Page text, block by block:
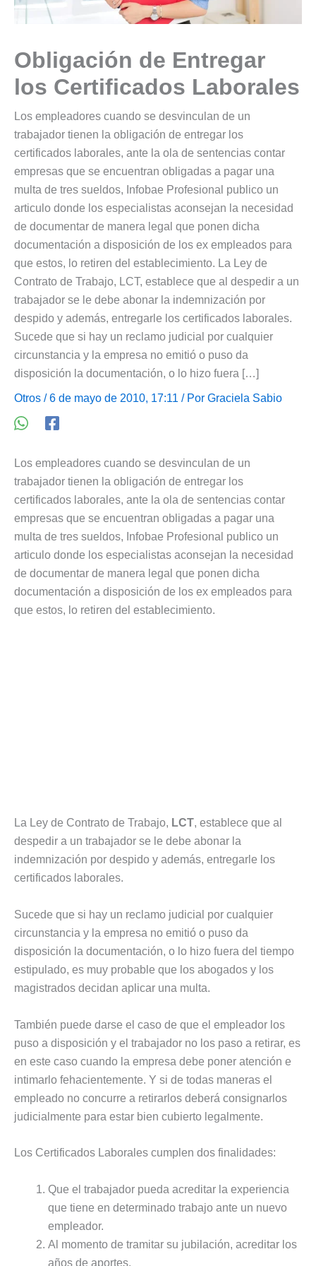
Obligación de Entregar
los Certificados Laborales
Los empleadores cuando se desvinculan de un
trabajador tienen la obligación de entregar los
certificados laborales, ante la ola de sentencias contar
empresas que se encuentran obligadas a pagar una
multa de tres sueldos, Infobae Profesional publico un
articulo donde los especialistas aconsejan la necesidad
de documentar de manera legal que ponen dicha
documentación a disposición de los ex empleados para
que estos, lo retiren del establecimiento. La Ley de
Contrato de Trabajo, LCT, establece que al despedir a un
trabajador se le debe abonar la indemnización por
despido y además, entregarle los certificados laborales.
Sucede que si hay un reclamo judicial por cualquier
circunstancia y la empresa no emitió o puso da
disposición la documentación, o lo hizo fuera […]
Otros / 6 de mayo de 2010, 17:11 / Por Graciela Sabio
Los empleadores cuando se desvinculan de un
trabajador tienen la obligación de entregar los
certificados laborales, ante la ola de sentencias contar
empresas que se encuentran obligadas a pagar una
multa de tres sueldos, Infobae Profesional publico un
articulo donde los especialistas aconsejan la necesidad
de documentar de manera legal que ponen dicha
documentación a disposición de los ex empleados para
que estos, lo retiren del establecimiento.
La Ley de Contrato de Trabajo, LCT, establece que al
despedir a un trabajador se le debe abonar la
indemnización por despido y además, entregarle los
certificados laborales.
Sucede que si hay un reclamo judicial por cualquier
circunstancia y la empresa no emitió o puso da
disposición la documentación, o lo hizo fuera del tiempo
estipulado, es muy probable que los abogados y los
magistrados decidan aplicar una multa.
También puede darse el caso de que el empleador los
puso a disposición y el trabajador no los paso a retirar, es
en este caso cuando la empresa debe poner atención e
intimarlo fehacientemente. Y si de todas maneras el
empleado no concurre a retirarlos deberá consignarlos
judicialmente para estar bien cubierto legalmente.
Los Certificados Laborales cumplen dos finalidades:
Que el trabajador pueda acreditar la experiencia
que tiene en determinado trabajo ante un nuevo
empleador.
Al momento de tramitar su jubilación, acreditar los
años de aportes.